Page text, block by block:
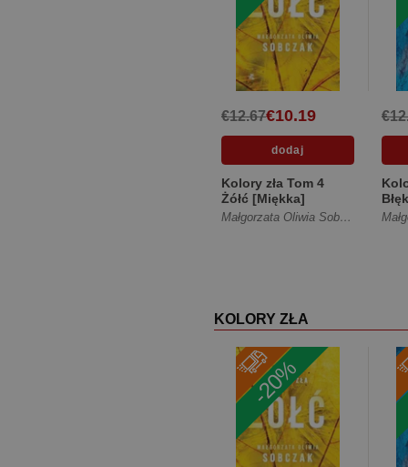
€10.19
€12.67
Kolory zła Tom 4
Żółć [Miękka]
Małgorzata Oliwia Sobczak
KOLORY ZŁA
-20%